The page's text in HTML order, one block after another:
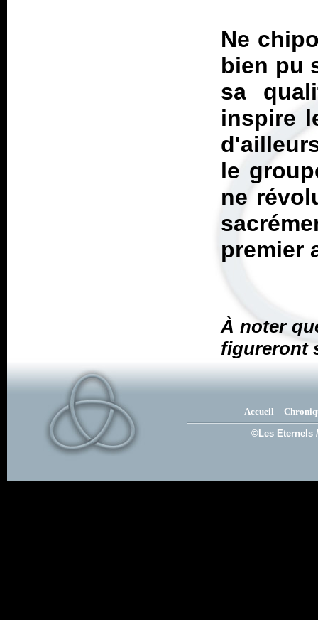
Ne
bien pu
sa
inspire
le
ne
premier
À noter
figureront
Accueil
©Les Eternels